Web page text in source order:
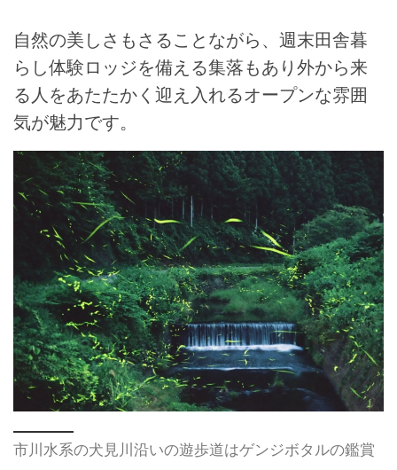
自然の美しさもさることながら、週末田舎暮
らし体験ロッジを備える集落もあり外から来
る人をあたたかく迎え入れるオープンな雰囲
気が魅力です。
市川水系の犬見川沿いの遊歩道はゲンジボタルの鑑賞